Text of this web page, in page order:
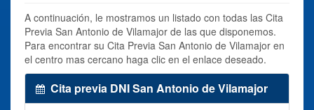
A continuación, le mostramos un listado con todas las Cita
Previa San Antonio de Vilamajor de las que disponemos.
Para encontrar su Cita Previa San Antonio de Vilamajor en
el centro mas cercano haga clic en el enlace deseado.
Cita previa DNI San Antonio de Vilamajor